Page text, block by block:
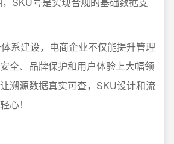
系建设，电商企业不仅能提升管理
全、品牌保护和用户体验上大幅领
溯源数据真实可查，SKU设计和流
心！